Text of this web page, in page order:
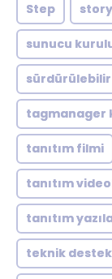
Step story
sunucu
tagmanager
tanıtım filmi
tanıtım
tanıtım
teknik destek